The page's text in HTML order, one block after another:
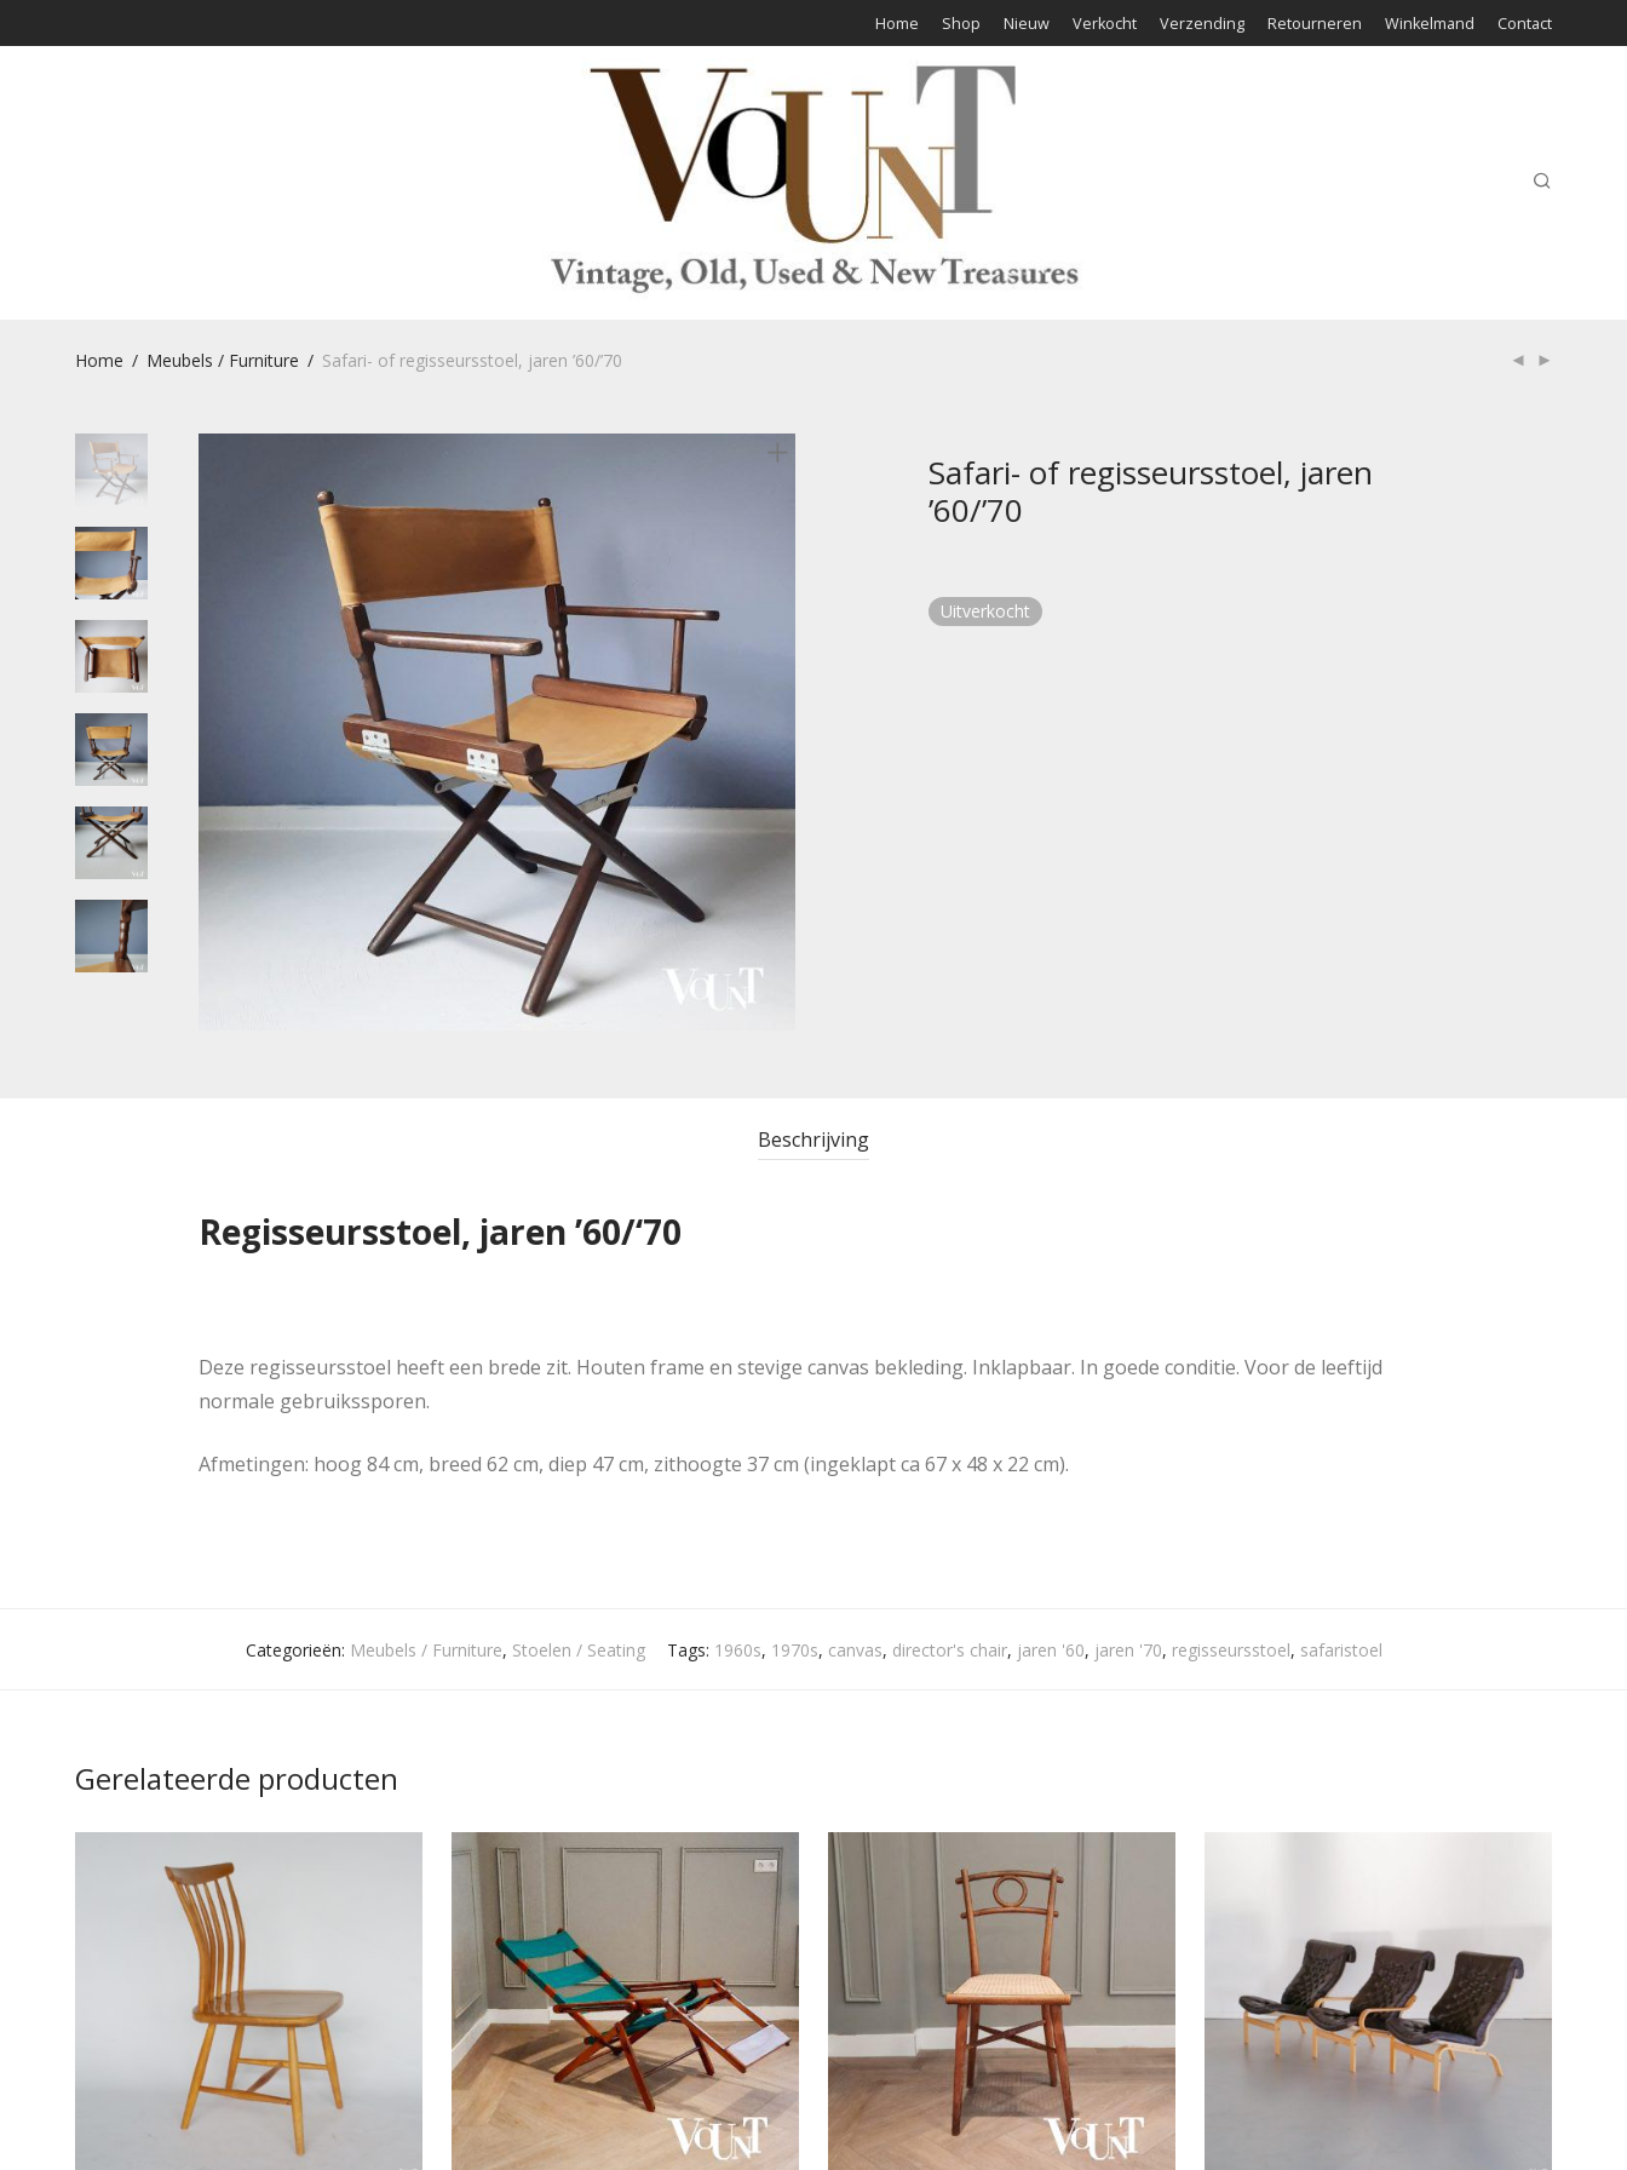
Home Shop Nieuw Verkocht Verzending Retourneren Winkelmand Contact
Home / Meubels / Furniture / Safari- of regisseursstoel, jaren ’60/’70
Safari- of regisseursstoel, jaren
’60/’70
Uitverkocht
Beschrijving
Regisseursstoel, jaren ’60/‘70
Deze regisseursstoel heeft een brede zit. Houten frame en stevige canvas bekleding. Inklapbaar. In goede conditie. Voor de leeftijd
normale gebruikssporen.
Afmetingen: hoog 84 cm, breed 62 cm, diep 47 cm, zithoogte 37 cm (ingeklapt ca 67 x 48 x 22 cm).
Categorieën: Meubels / Furniture, Stoelen / Seating Tags: 1960s, 1970s, canvas, director's chair, jaren '60, jaren '70, regisseursstoel, safaristoel
Gerelateerde producten